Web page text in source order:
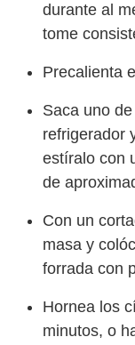
durante al
tome
Precalienta
Saca uno
refrigerador
estíralo con
de
Con un
masa y
forrada con
Hornea los
minutos, o